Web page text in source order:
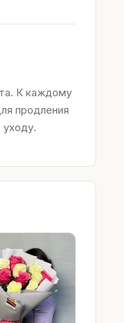
К каждому
продления